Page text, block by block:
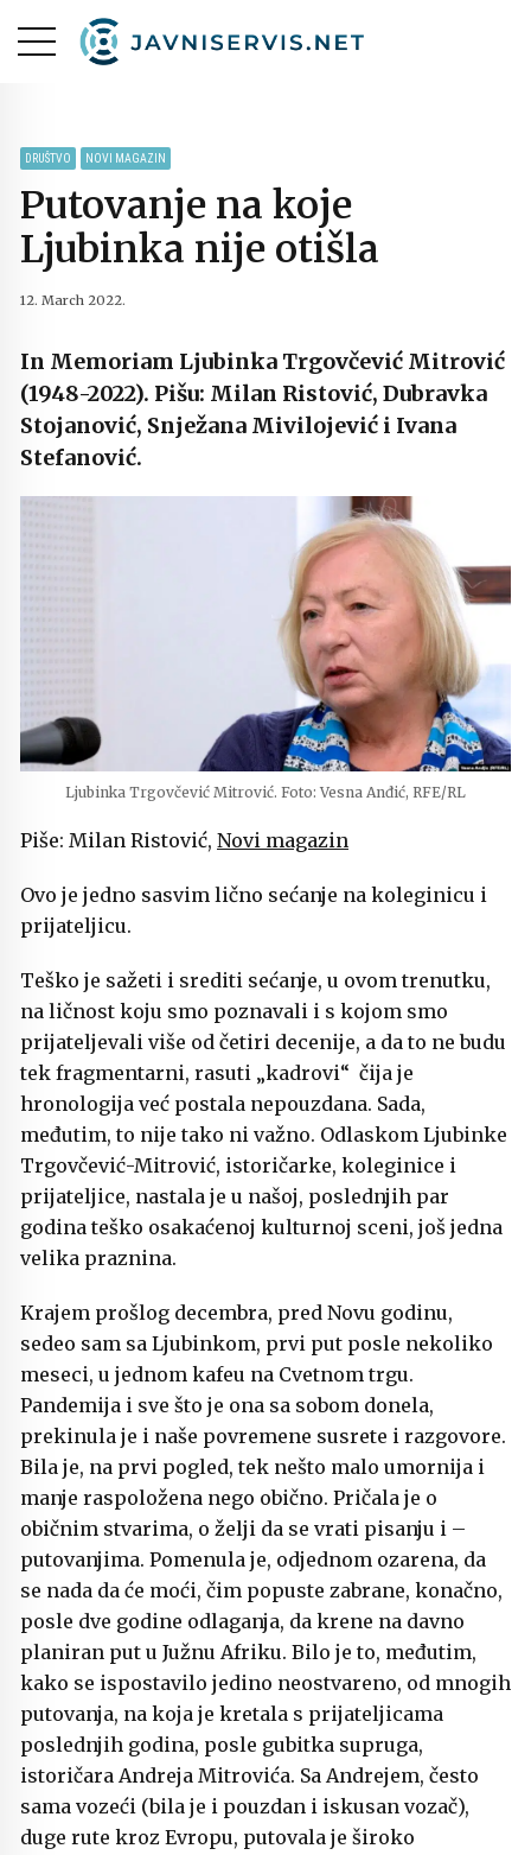
DRUŠTVO NOVI MAGAZIN
Putovanje na koje
Ljubinka nije otišla
12. March 2022.
In Memoriam Ljubinka Trgovčević Mitrović
(1948-2022). Pišu: Milan Ristović, Dubravka
Stojanović, Snježana Mivilojević i Ivana
Stefanović.
Ljubinka Trgovčević Mitrović. Foto: Vesna Anđić, RFE/RL
Piše: Milan Ristović, Novi magazin
Ovo je jedno sasvim lično sećanje na koleginicu i
prijateljicu.
Teško je sažeti i srediti sećanje, u ovom trenutku,
na ličnost koju smo poznavali i s kojom smo
prijateljevali više od četiri decenije, a da to ne budu
tek fragmentarni, rasuti „kadrovi“ čija je
hronologija već postala nepouzdana. Sada,
međutim, to nije tako ni važno. Odlaskom Ljubinke
Trgovčević-Mitrović, istoričarke, koleginice i
prijateljice, nastala je u našoj, poslednjih par
godina teško osakaćenoj kulturnoj sceni, još jedna
velika praznina.
Krajem prošlog decembra, pred Novu godinu,
sedeo sam sa Ljubinkom, prvi put posle nekoliko
meseci, u jednom kafeu na Cvetnom trgu.
Pandemija i sve što je ona sa sobom donela,
prekinula je i naše povremene susrete i razgovore.
Bila je, na prvi pogled, tek nešto malo umornija i
manje raspoložena nego obično. Pričala je o
običnim stvarima, o želji da se vrati pisanju i –
putovanjima. Pomenula je, odjednom ozarena, da
se nada da će moći, čim popuste zabrane, konačno,
posle dve godine odlaganja, da krene na davno
planiran put u Južnu Afriku. Bilo je to, međutim,
kako se ispostavilo jedino neostvareno, od mnogih
putovanja, na koja je kretala s prijateljicama
poslednjih godina, posle gubitka supruga,
istoričara Andreja Mitrovića. Sa Andrejem, često
sama vozeći (bila je i pouzdan i iskusan vozač),
duge rute kroz Evropu, putovala je široko